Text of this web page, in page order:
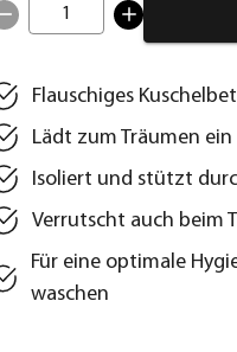
1
Flauschiges
Lädt zum Träumen
Isoliert und stützt
Verrutscht auch beim
Für eine optimale
waschen